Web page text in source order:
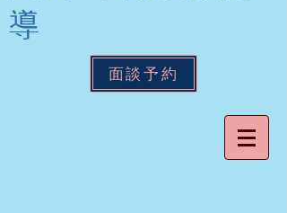
導
面談予約